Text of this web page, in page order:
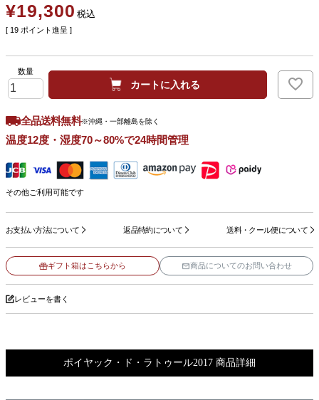
¥19,300 税込
[ 19 ポイント進呈 ]
カートに入れる
全品送料無料※沖縄・一部離島を除く
温度12度・湿度70～80%で24時間管理
その他ご利用可能です
お支払い方法について 返品特約について 送料・クール便について
ギフト箱はこちらから 商品についてのお問い合わせ
レビューを書く
ポイヤック・ド・ラトゥール2017 商品詳細